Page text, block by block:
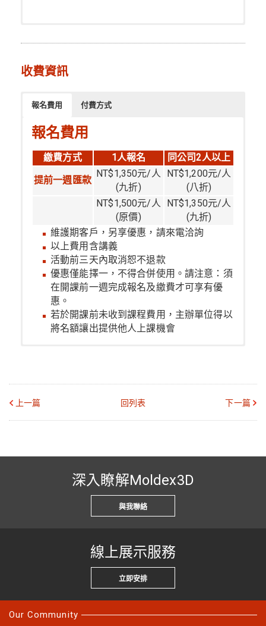
收費資訊
報名費用 付費方式
報名費用
繳費方式 1人報名
同公司2人以上
提前一週匯款
NT$1,350元/人
(九折)
NT$1,200元/人
(八折)
NT$1,500元/人
(原價)
NT$1,350元/人
(九折)
維護期客戶，另享優惠，請來電洽詢
以上費用含講義
活動前三天內取消恕不退款
優惠僅能擇一，不得合併使用。請注意：須
在開課前一週完成報名及繳費才可享有優
惠。
若於開課前未收到課程費用，主辦單位得以
將名額讓出提供他人上課機會
郵政劃撥
戶名：科盛科技股
份有限公司
新竹分行
銀行代號：009
戶名：科盛科技股
份有限公司
提醒您，請務必於匯款完成後提供下列資訊，以
銀行匯款或ATM轉帳：匯款人、匯款金額、
匯款帳號後五碼、匯款日期
：匯款人、郵局劃撥單
測方法在模流分析中的應用」，email至各區聯
絡窗口，感謝您的配合。
上一篇 回列表 下一篇
深入瞭解Moldex3D
與我聯絡
線上展示服務
立即安排
Our Community